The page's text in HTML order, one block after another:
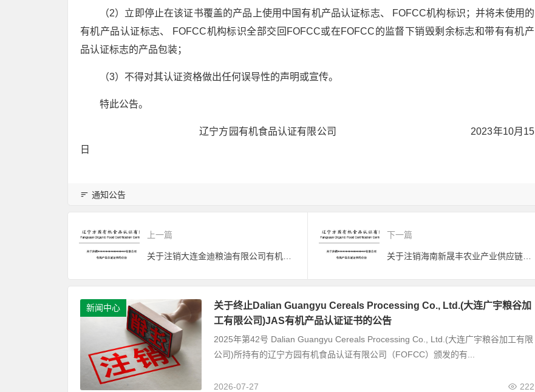
（2）立即停止在该证书覆盖的产品上使用中国有机产品认证标志、 FOFCC机构标识；并将未使用的
有机产品认证标志、 FOFCC机构标识全部交回FOFCC或在FOFCC的监督下销毁剩余标志和带有有机产
品认证标志的产品包装；
（3）不得对其认证资格做出任何误导性的声明或宣传。
特此公告。
辽宁方园有机食品认证有限公司 2023年10月15
日
通知公告
上一篇 下一篇
关于注销海南新晟丰农业产业供应链有限公司有机产品认证证书的公告
新闻中心
关于终止Dalian Guangyu Cereals Processing Co., Ltd.(大连广宇粮谷加
工有限公司)JAS有机产品认证证书的公告
2025年第42号 Dalian Guangyu Cereals Processing Co., Ltd.(大连广宇粮谷加工有限
公司)所持有的辽宁方园有机食品认证有限公司（FOFCC）颁发的有...
2026-07-27 222